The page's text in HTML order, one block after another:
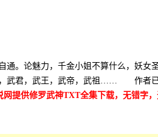
通。论魅力，千金小姐不算什么，妖
武君，武王，武帝，武祖…… 作者已
提供修罗武神TXT全集下载，无错字，